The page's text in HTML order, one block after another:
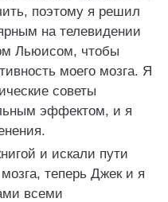
поэтому я решил
на телевидении
Льюисом, чтобы
моего мозга. Я
советы
эффектом, и я
и искали пути
теперь Джек и я
всеми